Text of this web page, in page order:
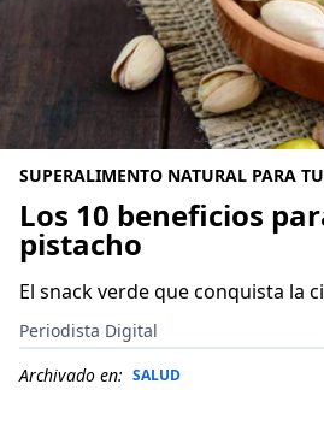
SUPERALIMENTO NATURAL PARA
Los 10 beneficios
pistacho
El snack verde que conquista la
Periodista Digital
Archivado en: SALUD